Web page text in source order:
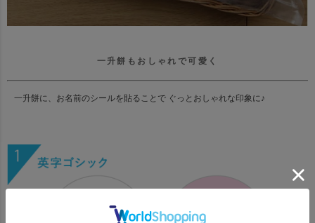
一升餅もおしゃれで可愛く
一升餅に、お名前のシールを貼ることで ぐっとおしゃれな印象に♪